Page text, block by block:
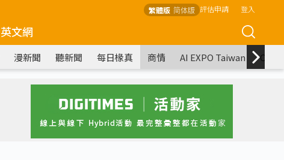
繁體版 简体版 評估申請 登入
英文網
漫新聞 聽新聞 每日椽真 商情 AI EXPO Taiwan